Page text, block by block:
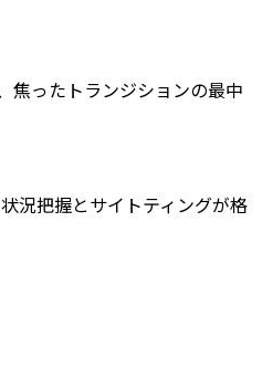
焦ったトランジションの最中
況把握とサイトティングが格